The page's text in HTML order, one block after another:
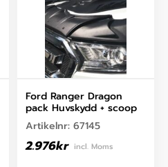
Ford Ranger Dragon
pack Huvskydd + scoop
Artikelnr: 67145
2.976kr incl. Moms